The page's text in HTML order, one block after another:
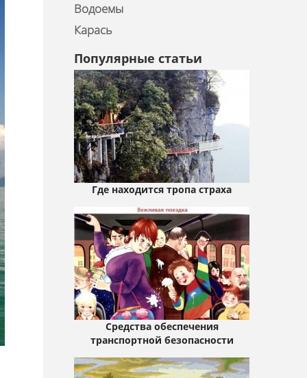
Водоемы
Карась
Популярные статьи
Где находится тропа страха
Средства обеспечения
транспортной безопасности